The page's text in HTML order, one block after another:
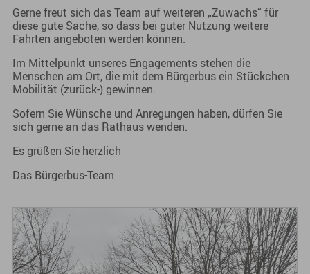
Gerne freut sich das Team auf weiteren „Zuwachs“ für
diese gute Sache, so dass bei guter Nutzung weitere
Fahrten angeboten werden können.
Im Mittelpunkt unseres Engagements stehen die
Menschen am Ort, die mit dem Bürgerbus ein Stückchen
Mobilität (zurück-) gewinnen.
Sofern Sie Wünsche und Anregungen haben, dürfen Sie
sich gerne an das Rathaus wenden.
Es grüßen Sie herzlich
Das Bürgerbus-Team